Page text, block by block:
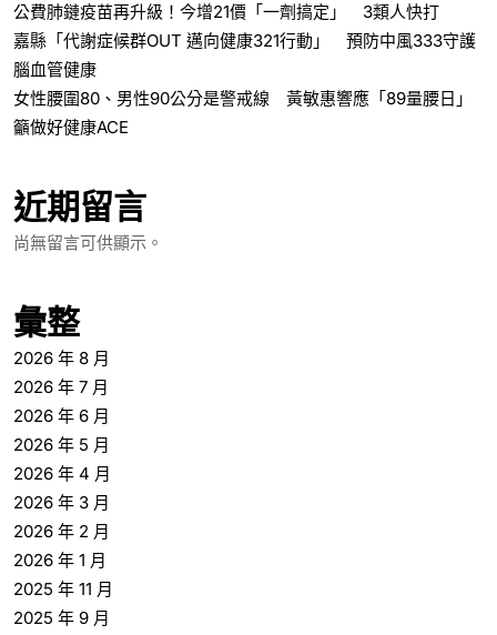
公費肺鏈疫苗再升級！今增21價「一劑搞定」 3類人快打
嘉縣「代謝症候群OUT 邁向健康321行動」 預防中風333守護
腦血管健康
女性腰圍80、男性90公分是警戒線 黃敏惠響應「89量腰日」
籲做好健康ACE
近期留言
尚無留言可供顯示。
彙整
2026 年 8 月
2026 年 7 月
2026 年 6 月
2026 年 5 月
2026 年 4 月
2026 年 3 月
2026 年 2 月
2026 年 1 月
2025 年 11 月
2025 年 9 月